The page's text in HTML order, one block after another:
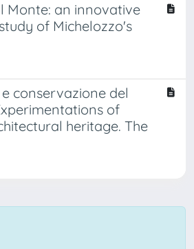
Monte: an innovative
of Michelozzo's
conservazione del
of
heritage. The